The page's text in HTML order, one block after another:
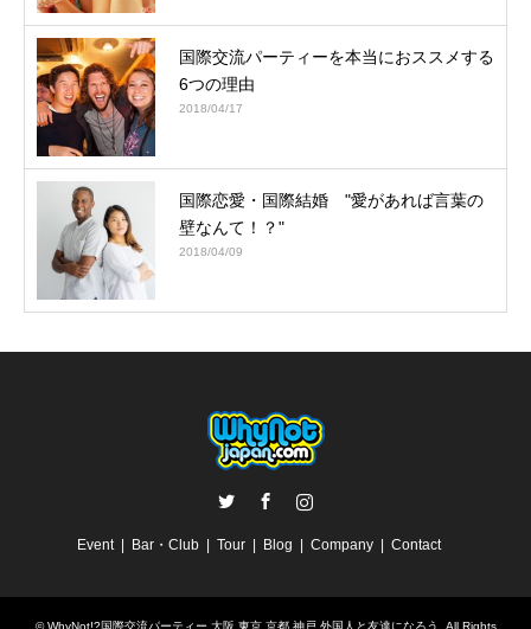
国際交流パーティーを本当におススメする
6つの理由
2018/04/17
国際恋愛・国際結婚 "愛があれば言葉の
壁なんて！？"
2018/04/09
Event Bar・Club Tour Blog Company Contact